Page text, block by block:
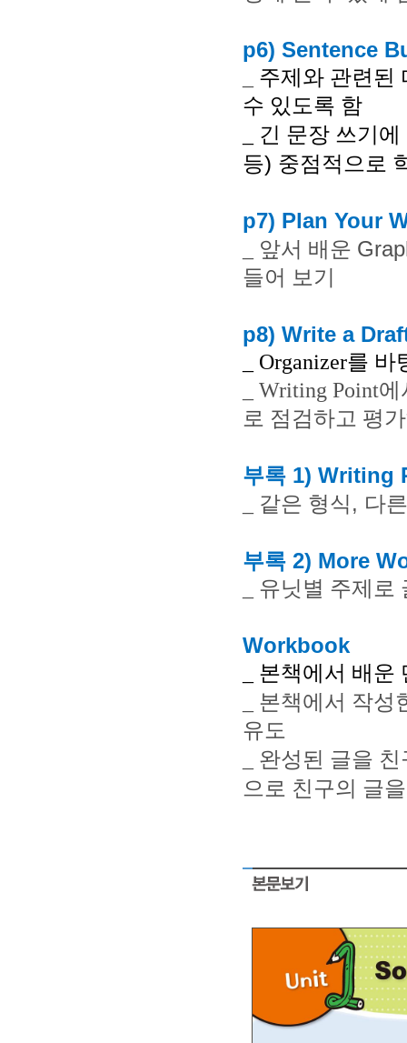
p6) Sentence
주제와 관련된
수 있도록 함
긴 문장 쓰기
등) 중점적으로
p7) Plan Your
앞서 배운
들어 보기
p8) Write a
_ Organizer를 바
_ Writing Point에
로 점검하고 평
부록 1) Writing
같은 형식, 다
부록 2) More
유닛별 주제로
Workbook
본책에서 배운
본책에서 작성
유도
완성된 글을
으로 친구의 글